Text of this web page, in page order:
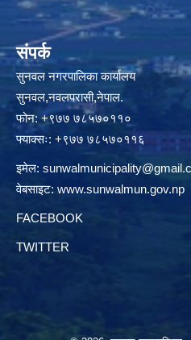
संपर्क
सुनवल नगरपालिका कार्यालय
सुनवल,नवलपरासी,नेपाल.
फोन: +९७७ ७८५७०११०
फ्याक्सः: +९७७ ७८५७०११६
इमेल:
वेबसाइट: www.sunwalmun.gov.np
FACEBOOK
TWITTER